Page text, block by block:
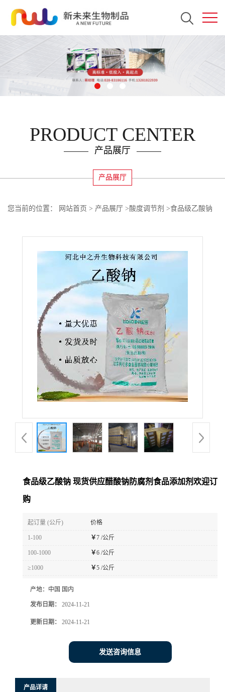
PRODUCT CENTER
产品展厅
产品展厅
您当前的位置： 网站首页 > 产品展厅 >酸度调节剂 >食品级乙酸钠
食品级乙酸钠 现货供应醋酸钠防腐剂食品添加剂欢迎订
购
起订量 (公斤) 价格
1-100 ￥7 /公斤
100-1000 ￥6 /公斤
≥1000 ￥5 /公斤
产地： 中国 国内
发布日期： 2024-11-21
更新日期： 2024-11-21
发送咨询信息
产品详请